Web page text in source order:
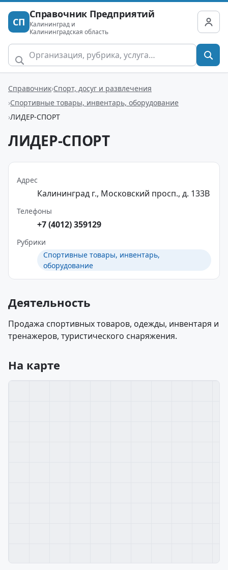
СП
Справочник Предприятий
Калининград и
Калининградская область
Справочник Спорт, досуг и развлечения
Спортивные товары, инвентарь, оборудование
ЛИДЕР-СПОРТ
ЛИДЕР-СПОРТ
Адрес
Калининград г., Московский просп., д. 133В
Телефоны
+7 (4012) 359129
Рубрики
Спортивные товары, инвентарь,
оборудование
Деятельность
Продажа спортивных товаров, одежды, инвентаря и
тренажеров, туристического снаряжения.
На карте